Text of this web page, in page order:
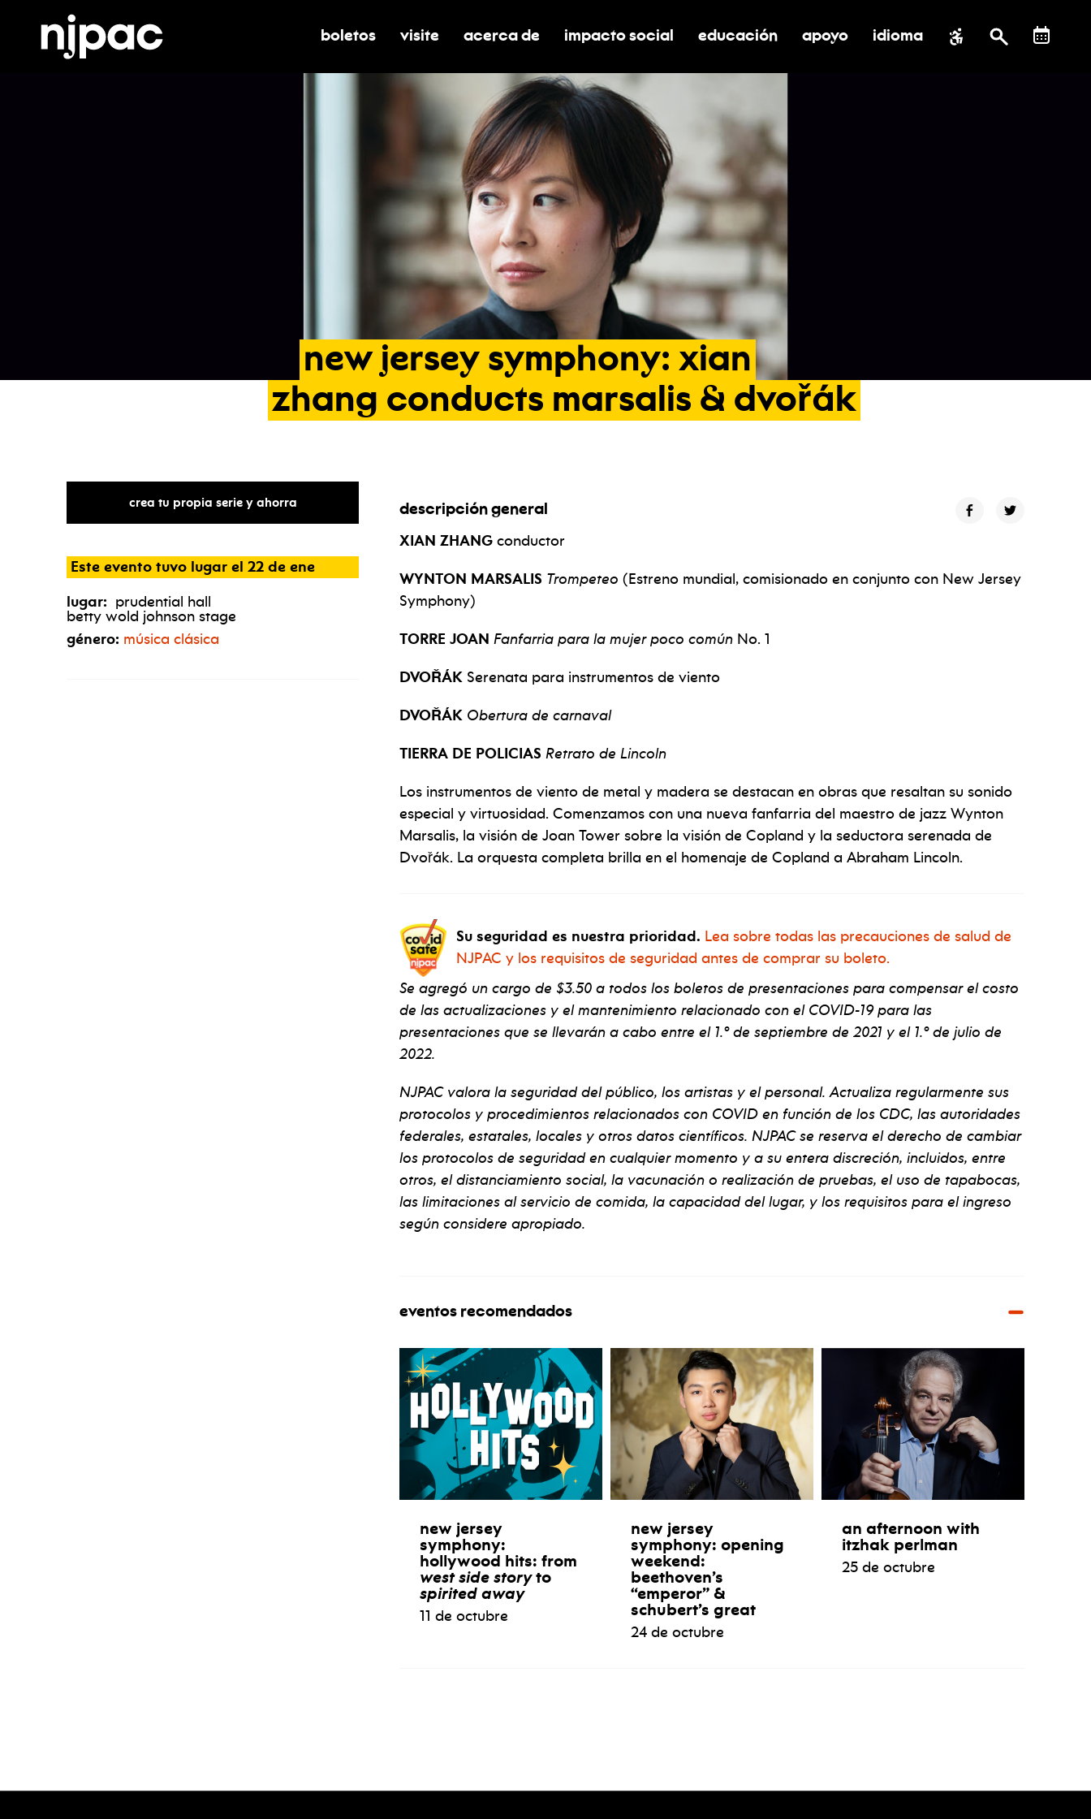
alternar submenú de boletos
boletos alternar submenú de visite
visite alternar submenú de acerca de
acerca de activar/desactivar el submenú de impacto social
impacto social alternar submenú de educación
educación alternar submenú de asistencia
apoyo idioma
new jersey symphony: xian
zhang conducts marsalis & dvořák
crea tu propia serie y ahorra
Este evento tuvo lugar el 22 de ene
lugar: prudential hall
betty wold johnson stage
género: música clásica
descripción general
XIAN ZHANG conductor
WYNTON MARSALIS Trompeteo (Estreno mundial, comisionado en conjunto con New Jersey
Symphony)
TORRE JOAN Fanfarria para la mujer poco común No. 1
DVOŘÁK Serenata para instrumentos de viento
DVOŘÁK Obertura de carnaval
TIERRA DE POLICIAS Retrato de Lincoln
Los instrumentos de viento de metal y madera se destacan en obras que resaltan su sonido
especial y virtuosidad. Comenzamos con una nueva fanfarria del maestro de jazz Wynton
Marsalis, la visión de Joan Tower sobre la visión de Copland y la seductora serenada de
Dvořák. La orquesta completa brilla en el homenaje de Copland a Abraham Lincoln.
Su seguridad es nuestra prioridad. Lea sobre todas las precauciones de salud de
NJPAC y los requisitos de seguridad antes de comprar su boleto.
Se agregó un cargo de $3.50 a todos los boletos de presentaciones para compensar el costo
de las actualizaciones y el mantenimiento relacionado con el COVID-19 para las
presentaciones que se llevarán a cabo entre el 1.º de septiembre de 2021 y el 1.º de julio de
2022.
NJPAC valora la seguridad del público, los artistas y el personal. Actualiza regularmente sus
protocolos y procedimientos relacionados con COVID en función de los CDC, las autoridades
federales, estatales, locales y otros datos científicos. NJPAC se reserva el derecho de cambiar
los protocolos de seguridad en cualquier momento y a su entera discreción, incluidos, entre
otros, el distanciamiento social, la vacunación o realización de pruebas, el uso de tapabocas,
las limitaciones al servicio de comida, la capacidad del lugar, y los requisitos para el ingreso
según considere apropiado.
eventos recomendados
new jersey
symphony:
hollywood hits: from
west side storyto
spirited away
11 de octubre
new jersey
symphony: opening
weekend:
beethoven’s
“emperor” &
schubert’s great
24 de octubre
an afternoon with
itzhak perlman
25 de octubre